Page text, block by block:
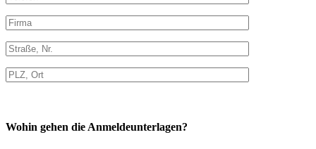
Wohin gehen die Anmeldeunterlagen?